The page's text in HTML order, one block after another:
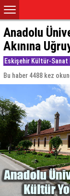
Anadolu
Akınına
Eskişehir Kültür-Sanat
Bu haber 4488 kez